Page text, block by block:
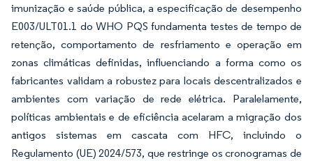
imunização e saúde pública, a especificação de desempenho
E003/ULT01.1 do WHO PQS fundamenta testes de tempo de
retenção, comportamento de resfriamento e operação em
zonas climáticas definidas, influenciando a forma como os
fabricantes validam a robustez para locais descentralizados e
ambientes com variação de rede elétrica. Paralelamente,
políticas ambientais e de eficiência acelaram a migração dos
antigos sistemas em cascata com HFC, incluindo o
Regulamento (UE) 2024/573, que restringe os cronogramas de